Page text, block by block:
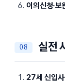
이의신청·보
실전
27세 신입